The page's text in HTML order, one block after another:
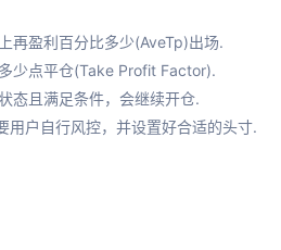
再盈利百分比多少(AveTp)出场.
少点平仓(Take Profit Factor).
态且满足条件，会继续开仓.
用户自行风控，并设置好合适的头寸.